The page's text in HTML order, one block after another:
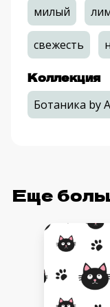
милый
свежесть
Коллекция
Ботаника by
Еще